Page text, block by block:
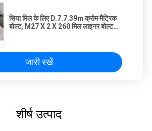
सिया मिल के लिए D.7.7.39m क्रोम मैट्रिक
बोल्ट, M27 X 2 X 260 मिल लाइनर बोल्ट
जारी रखें
शीर्ष उत्पाद